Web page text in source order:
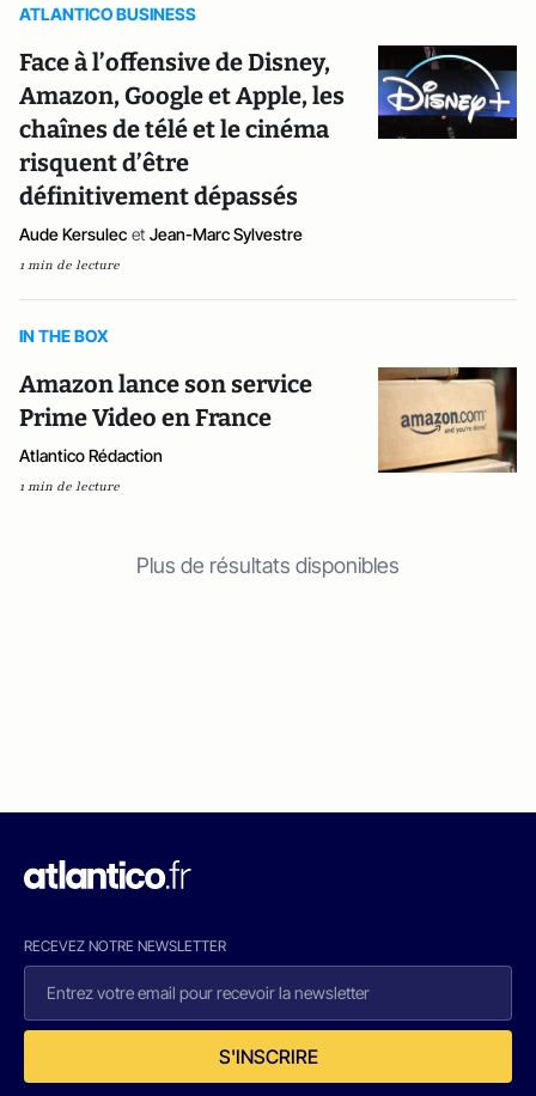
ATLANTICO BUSINESS
Face à l’offensive de Disney,
Amazon, Google et Apple, les
chaînes de télé et le cinéma
risquent d’être
définitivement dépassés
Aude Kersulec et Jean-Marc Sylvestre
1 min de lecture
IN THE BOX
Amazon lance son service
Prime Video en France
Atlantico Rédaction
1 min de lecture
Plus de résultats disponibles
RECEVEZ NOTRE NEWSLETTER
S'INSCRIRE